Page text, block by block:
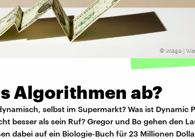
© Imago |
Algorithmen ab?
selbst im Supermarkt? Was ist Dynamic
besser als sein Ruf? Gregor und Bo gehen den
dabei auf ein Biologie-Buch für 23 Millionen